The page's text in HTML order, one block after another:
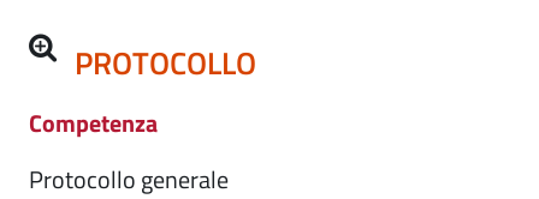
PROTOCOLLO
Competenza
Protocollo generale